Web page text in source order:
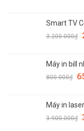
Smart TV
3.200.000₫
Máy in bill
800.000₫
Máy in
3.900.000₫